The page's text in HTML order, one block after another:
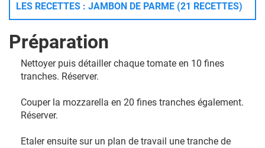
LES RECETTES : JAMBON DE PARME (21 RECETTES)
Préparation
Nettoyer puis détailler chaque tomate en 10 fines
tranches. Réserver.
Couper la mozzarella en 20 fines tranches également.
Réserver.
Etaler ensuite sur un plan de travail une tranche de